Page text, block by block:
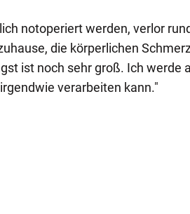
notoperiert werden, verlor
die körperlichen
ist noch sehr groß. Ich werde
verarbeiten kann."